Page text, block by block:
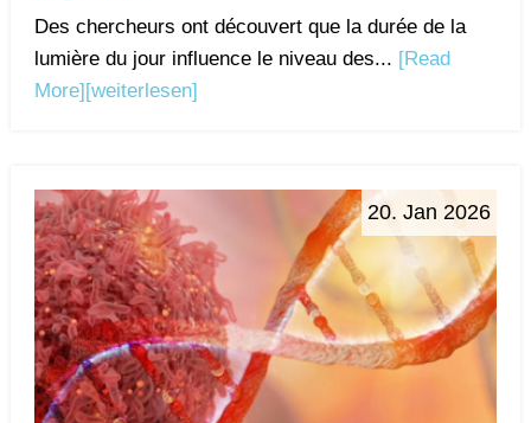
Des chercheurs ont découvert que la durée de la
lumière du jour influence le niveau des... [Read
More][weiterlesen]
20. Jan 2026